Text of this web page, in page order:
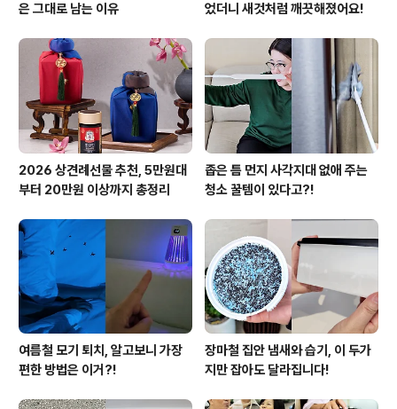
은 그대로 남는 이유
었더니 새것처럼 깨끗해졌어요!
2026 상견례선물 추천, 5만원대
부터 20만원 이상까지 총정리
좁은 틈 먼지 사각지대 없애 주는
청소 꿀템이 있다고?!
여름철 모기 퇴치, 알고보니 가장
편한 방법은 이거?!
장마철 집안 냄새와 습기, 이 두가
지만 잡아도 달라집니다!